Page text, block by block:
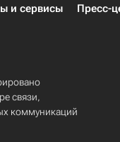
и сервисы Пресс-
связи,
коммуникаций